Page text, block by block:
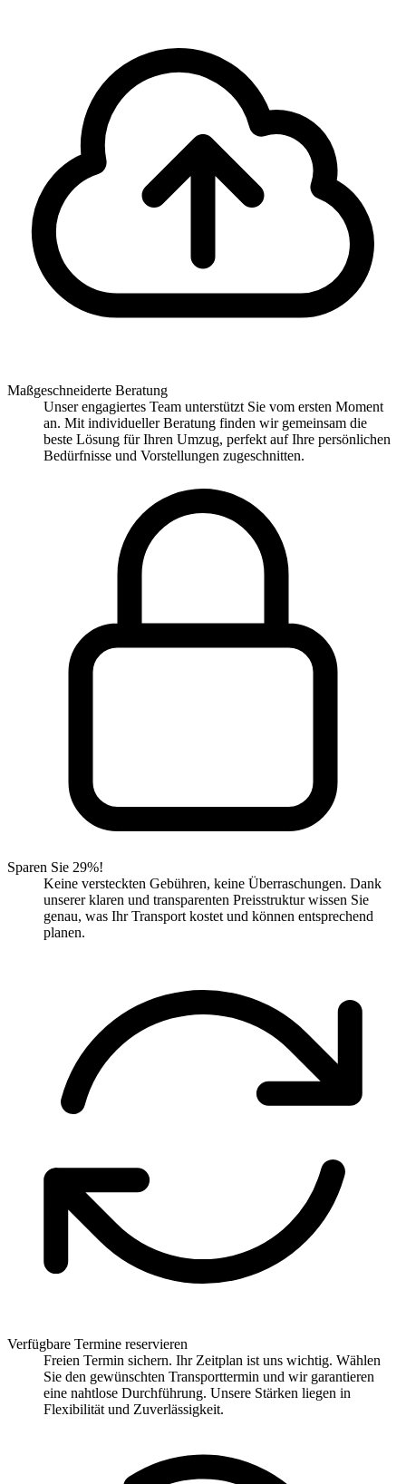
Maßgeschneiderte Beratung
Unser engagiertes Team unterstützt Sie vom ersten Moment
an. Mit individueller Beratung finden wir gemeinsam die
beste Lösung für Ihren Umzug, perfekt auf Ihre persönlichen
Bedürfnisse und Vorstellungen zugeschnitten.
Sparen Sie 29%!
Keine versteckten Gebühren, keine Überraschungen. Dank
unserer klaren und transparenten Preisstruktur wissen Sie
genau, was Ihr Transport kostet und können entsprechend
planen.
Verfügbare Termine reservieren
Freien Termin sichern. Ihr Zeitplan ist uns wichtig. Wählen
Sie den gewünschten Transporttermin und wir garantieren
eine nahtlose Durchführung. Unsere Stärken liegen in
Flexibilität und Zuverlässigkeit.